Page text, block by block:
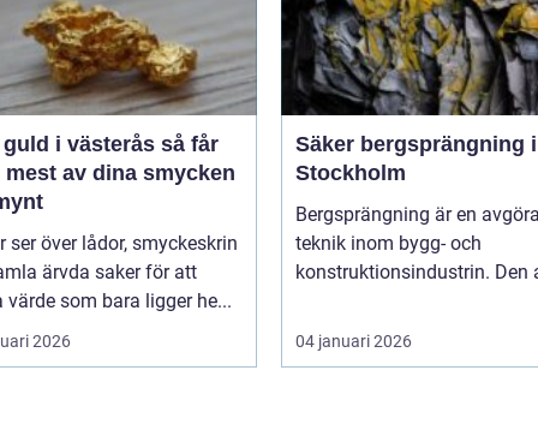
i västerås så får
mest av dina smycken
ser över lådor, smyckeskrin
ärvda saker för att
värde som bara ligger he...
2026
Säker bergsprängning i
Stockholm
Bergsprängning är en
teknik inom bygg- och
konstruktionsindustrin. Den
04 januari 2026